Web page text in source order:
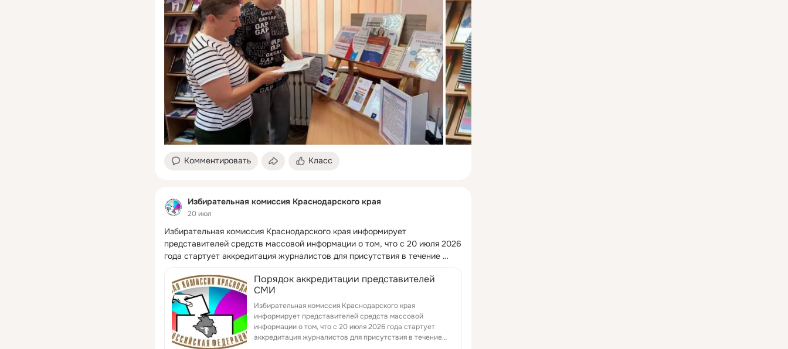
Комментировать Класс
Избирательная комиссия Краснодарского края
20 июл
Избирательная комиссия Краснодарского края информирует
представителей средств массовой информации о том, что с 20 июля 2026
года стартует аккредитация журналистов для присутствия в течение
установлении итогов голосования, определении результатов выборов
депутатов Государственной Думы Федерального Собрания Российской
Федерации девятого созыва и муниципальных выборов, голосование на
которых состоится 18, 19 и 20 сентября 2026 года. ...
Порядок аккредитации представителей
СМИ
Избирательная комиссия Краснодарского края
информирует представителей средств массовой
информации о том, что с 20 июля 2026 года стартует
аккредитация журналистов для присутствия в течение